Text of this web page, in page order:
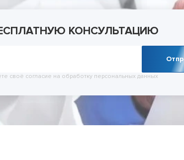
КОНСУЛЬТАЦИЮ
своё согласие на обработку персональных данных